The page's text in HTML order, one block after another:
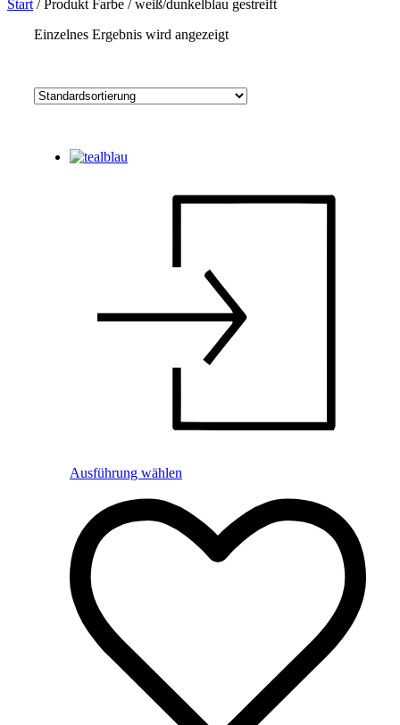
Start /Produkt Farbe /weiß/dunkelblau gestreift
Einzelnes Ergebnis wird angezeigt
Ausführung wählen